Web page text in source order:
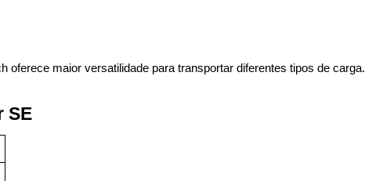
oferece maior versatilidade para transportar diferentes tipos de carga.
SE